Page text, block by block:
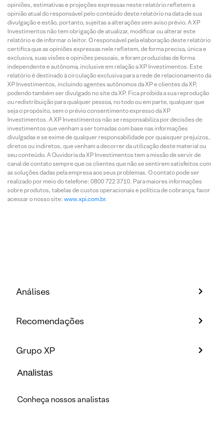
opiniões, estimativas e projeções expressas neste relatório refletem a
opinião atual do responsável pelo conteúdo deste relatório na data de sua
divulgação e estão, portanto, sujeitas a alterações sem aviso prévio. A XP
Investimentos não tem obrigação de atualizar, modificar ou alterar este
relatório e de informar o leitor. O responsável pela elaboração deste relatório
certifica que as opiniões expressas nele refletem, de forma precisa, única e
exclusiva, suas visões e opiniões pessoais, e foram produzidas de forma
independente e autônoma, inclusive em relação a XP Investimentos. Este
relatório é destinado à circulação exclusiva para a rede de relacionamento da
XP Investimentos, incluindo agentes autônomos da XP e clientes da XP,
podendo também ser divulgado no site da XP. Fica proibida a sua reprodução
ou redistribuição para qualquer pessoa, no todo ou em parte, qualquer que
seja o propósito, sem o prévio consentimento expresso da XP
Investimentos. A XP Investimentos não se responsabiliza por decisões de
investimentos que venham a ser tomadas com base nas informações
divulgadas e se exime de qualquer responsabilidade por quaisquer prejuízos,
diretos ou indiretos, que venham a decorrer da utilização deste material ou
seu conteúdo. A Ouvidoria da XP Investimentos tem a missão de servir de
canal de contato sempre que os clientes que não se sentirem satisfeitos com
as soluções dadas pela empresa aos seus problemas. O contato pode ser
realizado por meio do telefone: 0800 722 3710. Para maiores informações
sobre produtos, tabelas de custos operacionais e política de cobrança, favor
acessar o nosso site: www.xpi.com.br.
Análises
Recomendações
Grupo XP
Analistas
Conheça nossos analistas